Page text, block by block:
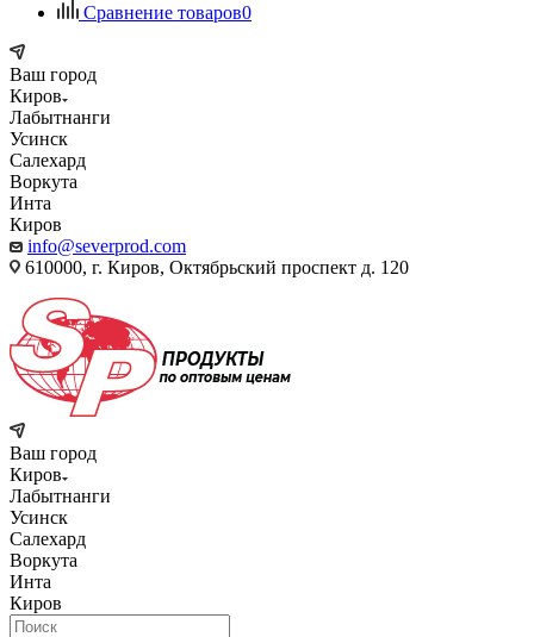
Сравнение товаров0
Ваш город
Киров
Лабытнанги
Усинск
Салехард
Воркута
Инта
Киров
info@severprod.com
610000, г. Киров, Октябрьский проспект д. 120
Ваш город
Киров
Лабытнанги
Усинск
Салехард
Воркута
Инта
Киров